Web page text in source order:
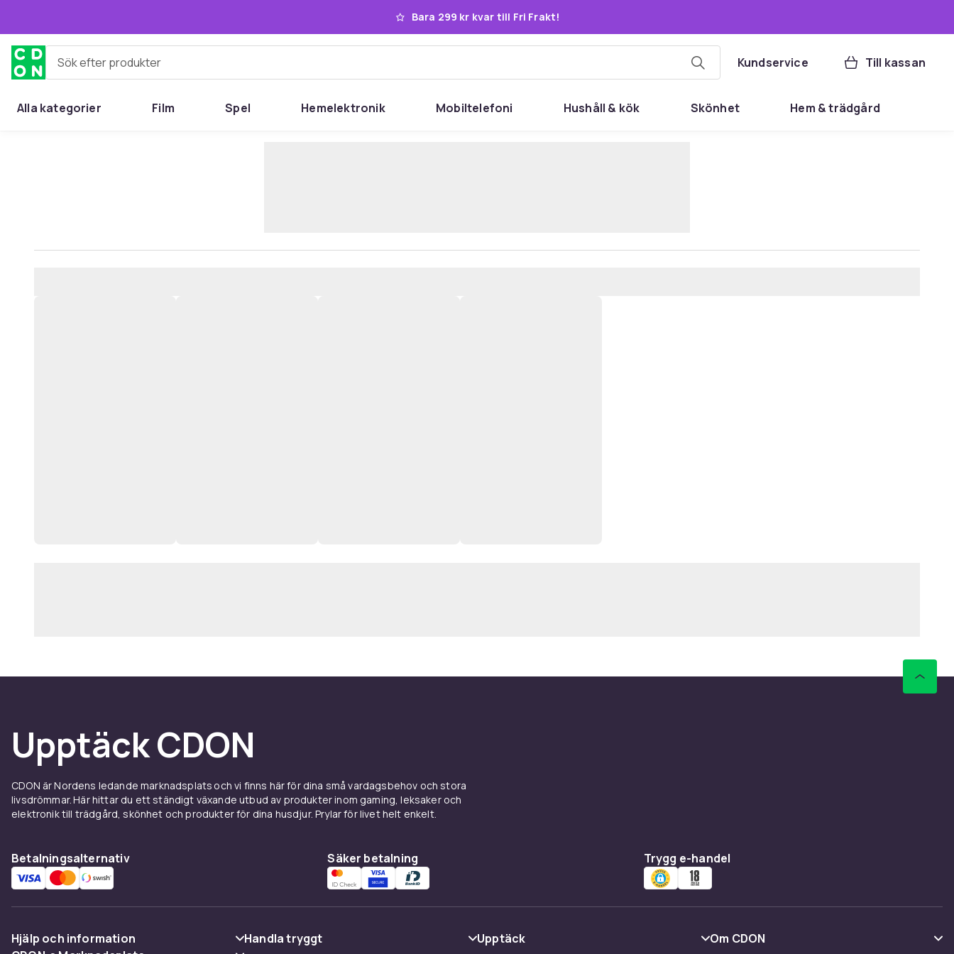
Bara 299 kr kvar till Fri Frakt!
Sök efter produkter Kundservice Till kassan
Alla kategorier Film Spel Hemelektronik Mobiltelefoni Hushåll & kök Skönhet Hem & trädgård
Upptäck CDON
CDON är Nordens ledande marknadsplats och vi finns här för dina små vardagsbehov och stora
livsdrömmar. Här hittar du ett ständigt växande utbud av produkter inom gaming, leksaker och
elektronik till trädgård, skönhet och produkter för dina husdjur. Prylar för livet helt enkelt.
Betalningsalternativ Säker betalning Trygg e-handel
Hjälp och information
Handla tryggt
Upptäck
Om CDON